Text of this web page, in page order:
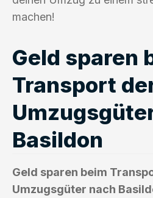
machen!
Geld sparen
Transport
Basildon
Geld sparen beim
Umzugsgüter nach